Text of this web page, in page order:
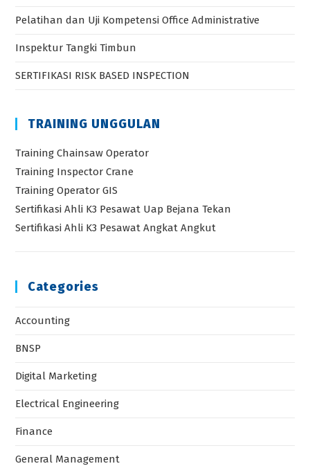
Pelatihan dan Uji Kompetensi Office Administrative
Inspektur Tangki Timbun
SERTIFIKASI RISK BASED INSPECTION
TRAINING UNGGULAN
Training Chainsaw Operator
Training Inspector Crane
Training Operator GIS
Sertifikasi Ahli K3 Pesawat Uap Bejana Tekan
Sertifikasi Ahli K3 Pesawat Angkat Angkut
Categories
Accounting
BNSP
Digital Marketing
Electrical Engineering
Finance
General Management